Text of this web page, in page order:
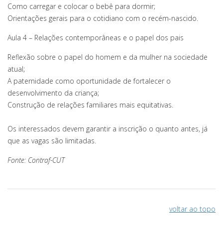
Como carregar e colocar o bebê para dormir;
Orientações gerais para o cotidiano com o recém-nascido.
Aula 4 – Relações contemporâneas e o papel dos pais
Reflexão sobre o papel do homem e da mulher na sociedade
atual;
A paternidade como oportunidade de fortalecer o
desenvolvimento da criança;
Construção de relações familiares mais equitativas.
Os interessados devem garantir a inscrição o quanto antes, já
que as vagas são limitadas.
Fonte: Contraf-CUT
voltar ao topo